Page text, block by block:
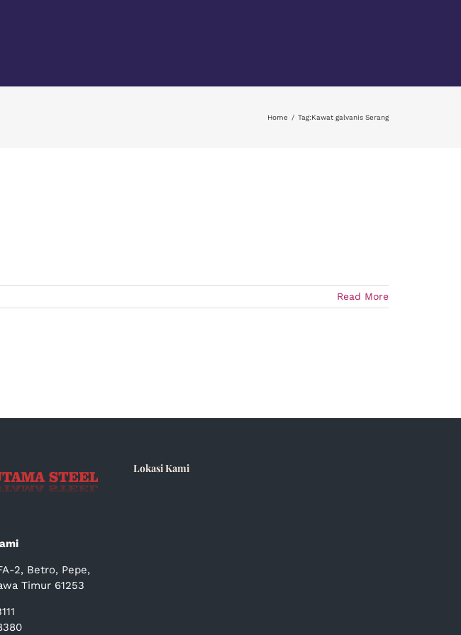
Home Tag:Kawat galvanis Serang
Read More
2, Betro, Pepe,
Timur 61253
Lokasi Kami